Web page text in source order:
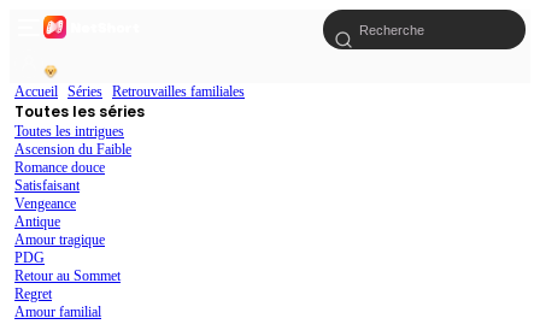
Accueil Séries Retrouvailles familiales
Toutes les séries
Toutes les intrigues
Ascension du Faible
Romance douce
Satisfaisant
Vengeance
Antique
Amour tragique
PDG
Retour au Sommet
Regret
Amour familial